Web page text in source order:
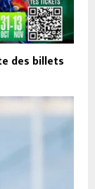
des billets